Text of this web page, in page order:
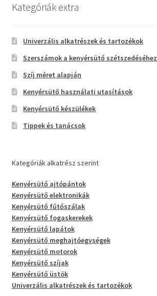
Kategóriák extra
Univerzális alkatrészek és tartozékok
Szerszámok a kenyérsütő szétszedéséhez
Szíj méret alapján
Kenyérsütő használati utasítások
Kenyérsütő készülékek
Tippek és tanácsok
Kategóriák alkatrész szerint
Kenyérsütő ajtópántok
Kenyérsütő elektronikák
Kenyérsütő fűtőszálak
Kenyérsütő fogaskerekek
Kenyérsütő lapátok
Kenyérsütő meghajtóegységek
Kenyérsütő motorok
Kenyérsütő szíjak
Kenyérsütő üstök
Univerzális alkatrészek és tartozékok